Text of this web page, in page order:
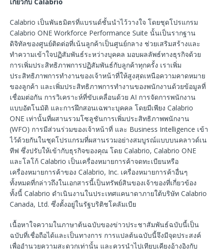
Calabrio เป็นพันธมิตรที่แบรนด์ชั้นนำไว้วางใจ โดยชุดโปรแกรม
Calabrio ONE Workforce Performance Suite นั้นเป็นรากฐาน
ดิจิทัลของศูนย์ติดต่อที่เน้นลูกค้าเป็นศูนย์กลาง ช่วยเสริมสร้างและ
ทำความเข้าใจปฏิสัมพันธ์ระหว่างบุคคล มอบผลลัพธ์ทางธุรกิจด้วย
การเพิ่มประสิทธิภาพการปฏิสัมพันธ์กับลูกค้าทุกครั้ง เราเพิ่ม
ประสิทธิภาพการทำงานของเจ้าหน้าที่ให้สูงสุดเหนือความคาดหมาย
ของลูกค้า และเพิ่มประสิทธิภาพการทำงานของพนักงานด้วยข้อมูลที่
เชื่อมต่อกัน การวิเคราะห์ที่ขับเคลื่อนด้วย AI การจัดการพนักงาน
แบบอัตโนมัติ และการฝึกสอนเฉพาะบุคคล โดยมีเพียง Calabrio
ONE เท่านั้นที่ผสานรวมโซลูชันการเพิ่มประสิทธิภาพพนักงาน
(WFO) การมีส่วนร่วมของเจ้าหน้าที่ และ Business Intelligence เข้า
ไว้ด้วยกันในชุดโปรแกรมที่ผสานรวมอย่างสมบูรณ์แบบบนคลาวด์เน
ทีฟ ซึ่งปรับให้เข้ากับธุรกิจของคุณ โดย Calabrio, Calabrio ONE
และโลโก้ Calabrio เป็นเครื่องหมายการค้าจดทะเบียนหรือ
เครื่องหมายการค้าของ Calabrio, Inc. เครื่องหมายการค้าอื่นๆ
ทั้งหมดที่กล่าวถึงในเอกสารนี้เป็นทรัพย์สินของเจ้าของที่เกี่ยวข้อง
ทั้งนี้ Calabrio ดำเนินงานในประเทศแคนาดาภายใต้บริษัท Calabrio
Canada, Ltd. ซึ่งตั้งอยู่ในรัฐบริติชโคลัมเบีย
เนื้อหาใจความในภาษาต้นฉบับของข่าวประชาสัมพันธ์ฉบับนี้เป็น
ฉบับที่เชื่อถือได้และเป็นทางการ การแปลต้นฉบับนี้จึงมีจุดประสงค์
เพื่ออำนวยความสะดวกเท่านั้น และควรนำไปเทียบเคียงอ้างอิงกับ